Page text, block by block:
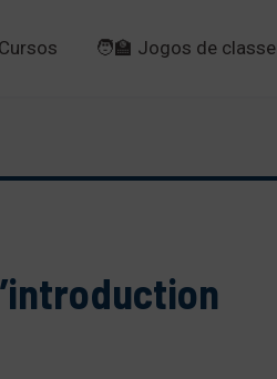
🧑‍🏫 Jogos de classe